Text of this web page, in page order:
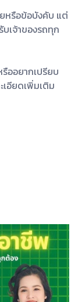
หรือข้อบังคับ แต่
เจ้าของรถทุก
ออยากเปรียบ
อียดเพิ่มเติม